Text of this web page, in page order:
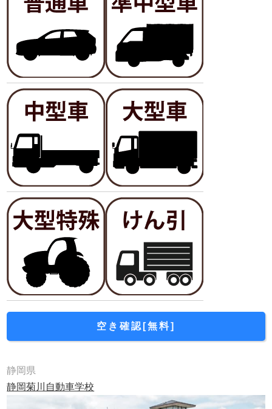
空き確認[無料]
静岡県
静岡菊川自動車学校